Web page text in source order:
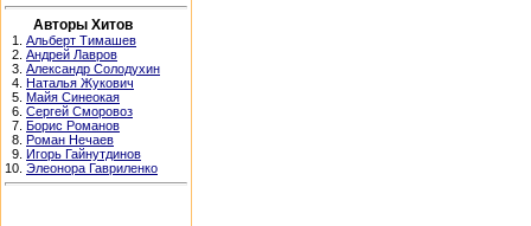
Авторы Хитов
1. Альберт Тимашев
2. Андрей Лавров
3. Александр Солодухин
4. Наталья Жукович
5. Майя Синеокая
6. Сергей Сморовоз
7. Борис Романов
8. Роман Нечаев
9. Игорь Гайнутдинов
10. Элеонора Гавриленко